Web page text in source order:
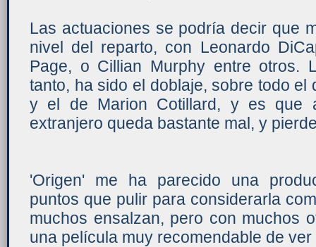
Las actuaciones se podría decir que
nivel del reparto, con Leonardo
Page, o Cillian Murphy entre otros.
tanto, ha sido el doblaje, sobre todo el
y el de Marion Cotillard, y es que
extranjero queda bastante mal, y
'Origen' me ha parecido una
puntos que pulir para considerarla
muchos ensalzan, pero con muchos
una película muy recomendable de ver